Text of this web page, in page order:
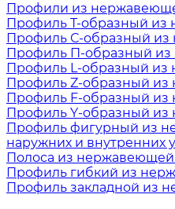
Профили из
Профиль Т-образный из
Профиль С-образный из
Профиль П-образный
Профиль L-образный из
Профиль Z-образный из
Профиль F-образный из
Профиль Y-образный
Профиль фигурный из
наружних и внутренних
Полоса из нержавеющей
Профиль гибкий из
Профиль закладной из